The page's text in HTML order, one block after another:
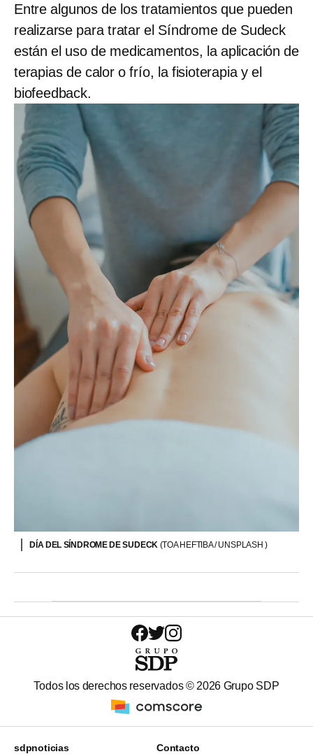
Entre algunos de los tratamientos que pueden
realizarse para tratar el Síndrome de Sudeck
están el uso de medicamentos, la aplicación de
terapias de calor o frío, la fisioterapia y el
biofeedback.
DÍA DEL SÍNDROME DE SUDECK (TOA HEFTIBA / UNSPLASH )
Todos los derechos reservados © 2026 Grupo SDP
sdpnoticias Contacto